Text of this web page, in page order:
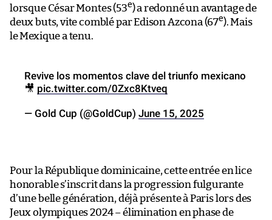
lorsque César Montes (53e) a redonné un avantage de
deux buts, vite comblé par Edison Azcona (67e). Mais
le Mexique a tenu.
Revive los momentos clave del triunfo mexicano
🎥 pic.twitter.com/0Zxc8Ktveq
— Gold Cup (@GoldCup) June 15, 2025
Pour la République dominicaine, cette entrée en lice
honorable s’inscrit dans la progression fulgurante
d’une belle génération, déjà présente à Paris lors des
Jeux olympiques 2024 – élimination en phase de